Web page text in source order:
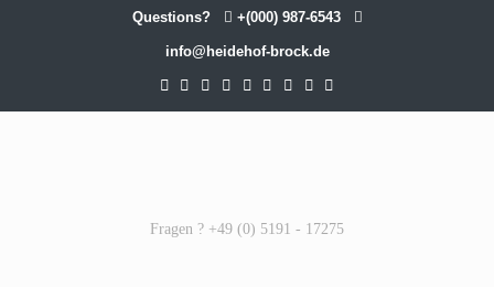
Questions? +(000) 987-6543
info@heidehof-brock.de
Fragen ? +49 (0) 5191 - 17275